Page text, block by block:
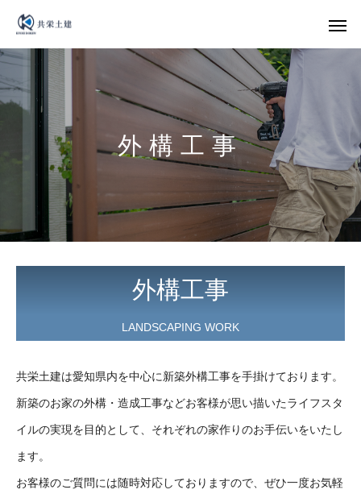
外 構 工事
外構工事
LANDSCAPING WORK
共栄土建は愛知県内を中心に新築外構工事を手掛けております。
新築のお家の外構・造成工事などお客様が思い描いたライフスタ
イルの実現を目的として、それぞれの家作りのお手伝いをいたし
ます。
お客様のご質問には随時対応しておりますので、ぜひ一度お気軽